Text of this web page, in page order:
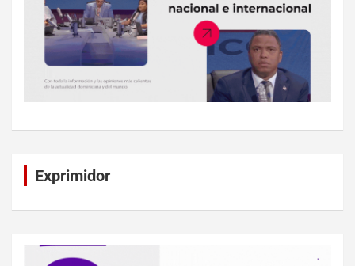
Exprimidor